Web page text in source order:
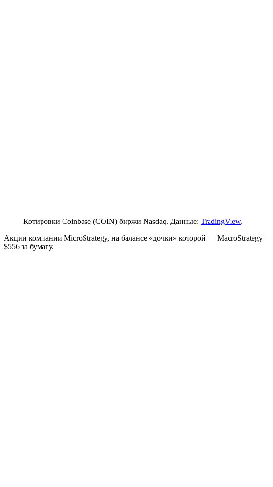
Котировки Coinbase (COIN) биржи Nasdaq. Данные: TradingView.
Акции компании MicroStrategy, на балансе «дочки» которой — MacroStrategy —
$556 за бумагу.